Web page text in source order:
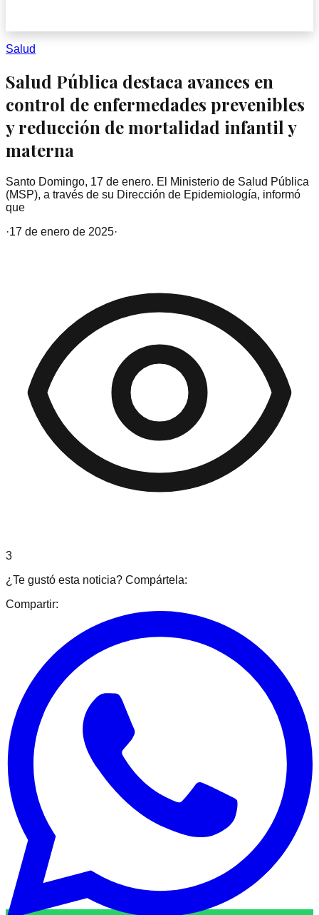
Salud
Salud Pública destaca avances en
control de enfermedades prevenibles
y reducción de mortalidad infantil y
materna
Santo Domingo, 17 de enero. El Ministerio de Salud Pública
(MSP), a través de su Dirección de Epidemiología, informó
que
·17 de enero de 2025·
3
¿Te gustó esta noticia? Compártela:
Compartir: